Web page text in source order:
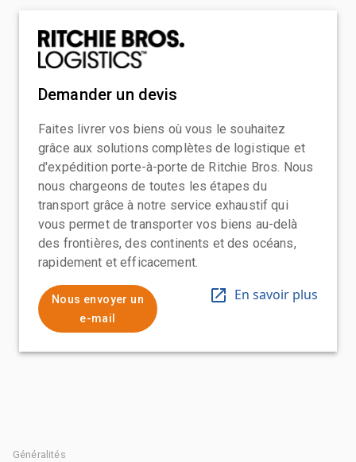
Demander un devis
Faites livrer vos biens où vous le souhaitez
grâce aux solutions complètes de logistique et
d'expédition porte-à-porte de Ritchie Bros. Nous
nous chargeons de toutes les étapes du
transport grâce à notre service exhaustif qui
vous permet de transporter vos biens au-delà
des frontières, des continents et des océans,
rapidement et efficacement.
Nous envoyer un
e-mail
En savoir plus
Généralités